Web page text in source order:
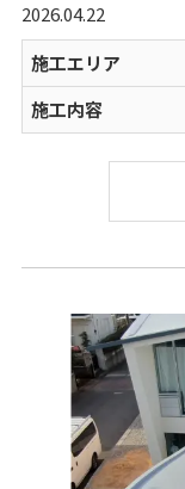
2026.04.22
施工エリア
施工内容